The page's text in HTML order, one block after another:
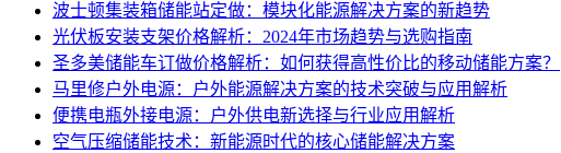
波士顿集装箱储能站定做：模块化能源解决方案的新趋势
光伏板安装支架价格解析：2024年市场趋势与选购指南
圣多美储能车订做价格解析：如何获得高性价比的移动储能方案？
马里修户外电源：户外能源解决方案的技术突破与应用解析
便携电瓶外接电源：户外供电新选择与行业应用解析
空气压缩储能技术：新能源时代的核心储能解决方案